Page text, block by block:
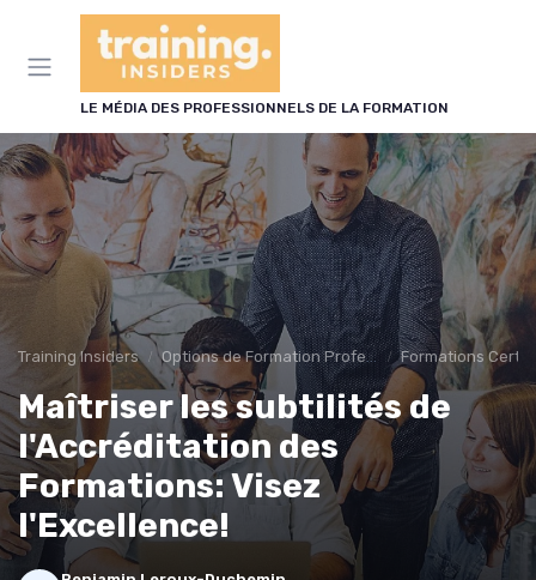
LE MÉDIA DES PROFESSIONNELS DE LA FORMATION
Training Insiders Options de Formation Professionnelle Formations
Maîtriser les subtilités de
l'Accréditation des
Formations: Visez
l'Excellence!
Panneau de gestion des cookies